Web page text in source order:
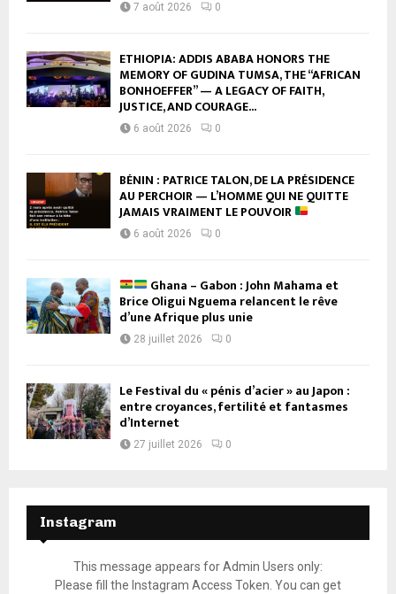
7 août 2026 0
ETHIOPIA: ADDIS ABABA HONORS THE
MEMORY OF GUDINA TUMSA, THE “AFRICAN
BONHOEFFER” — A LEGACY OF FAITH,
JUSTICE, AND COURAGE...
6 août 2026 0
BÉNIN : PATRICE TALON, DE LA PRÉSIDENCE
AU PERCHOIR — L’HOMME QUI NE QUITTE
JAMAIS VRAIMENT LE POUVOIR
6 août 2026 0
Ghana – Gabon : John Mahama et
Brice Oligui Nguema relancent le rêve
d’une Afrique plus unie
28 juillet 2026 0
Le Festival du « pénis d’acier » au Japon :
entre croyances, fertilité et fantasmes
d’Internet
27 juillet 2026 0
Instagram
This message appears for Admin Users only:
Please fill the Instagram Access Token. You can get